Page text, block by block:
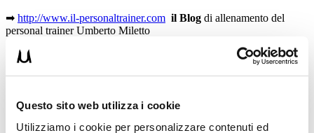
Questo sito web utilizza i cookie
Utilizziamo i cookie per personalizzare contenuti ed
➡ http://www.il-personaltrainer.com il Blog di allenamento del
personal trainer Umberto Miletto
Avvertenze: le informazioni contenute in questi video non intendono
sostituirsi in nessun modo a parere medico o di altri specialisti.
L’autore declina ogni responsabilità di effetti o di conseguenze
L’allenamento con sovraccarichi, a corpo libero, con i kettlebell, con
di prestare la massima attenzione e di eseguire esercizi e